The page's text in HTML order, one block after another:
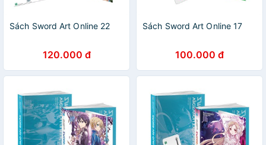
Sách Sword Art Online 22
120.000 đ
Sách Sword Art Online 17
100.000 đ